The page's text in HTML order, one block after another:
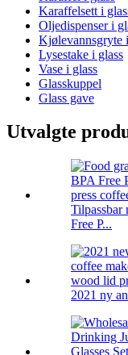
Karaffelsett i
Oljedispenser i
Kjølevannsgryte
Lysestake i glass
Vase i glass
Glasskuppel
Glass gave
Utvalgte
Tilpassbar
Free P...
2021 ny